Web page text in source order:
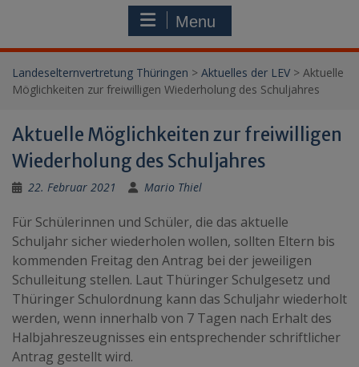
Menu
Landeselternvertretung Thüringen > Aktuelles der LEV > Aktuelle
Möglichkeiten zur freiwilligen Wiederholung des Schuljahres
Aktuelle Möglichkeiten zur freiwilligen
Wiederholung des Schuljahres
22. Februar 2021 Mario Thiel
Für Schülerinnen und Schüler, die das aktuelle
Schuljahr sicher wiederholen wollen, sollten Eltern bis
kommenden Freitag den Antrag bei der jeweiligen
Schulleitung stellen. Laut Thüringer Schulgesetz und
Thüringer Schulordnung kann das Schuljahr wiederholt
werden, wenn innerhalb von 7 Tagen nach Erhalt des
Halbjahreszeugnisses ein entsprechender schriftlicher
Antrag gestellt wird.